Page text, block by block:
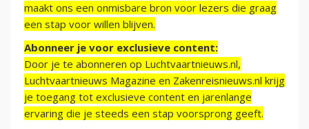
maakt ons een onmisbare bron voor lezers die graag
een stap voor willen blijven.
Abonneer je voor exclusieve content:
Door je te abonneren op Luchtvaartnieuws.nl,
Luchtvaartnieuws Magazine en Zakenreisnieuws.nl krijg
je toegang tot exclusieve content en jarenlange
ervaring die je steeds een stap voorsprong geeft.